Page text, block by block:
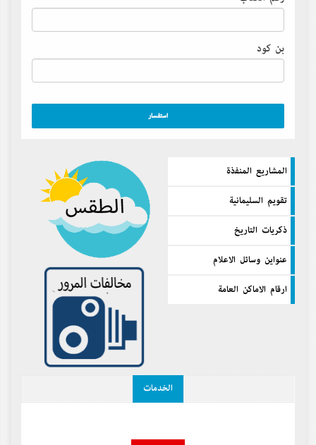
بن كود
المشاريع المنفذة
تقويم السليمانية
ذكريات التاريخ
عنواين وسائل الاعلام
ارقام الاماكن العامة
الخدمات